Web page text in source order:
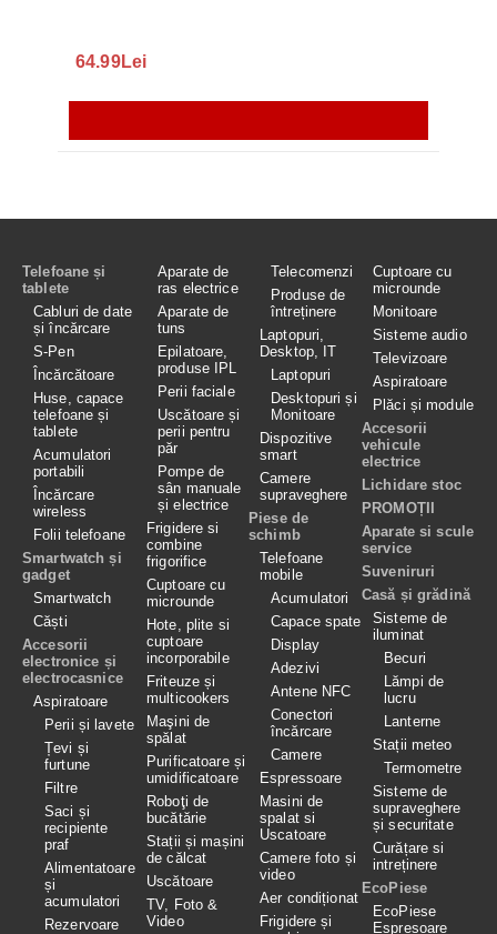
64.99Lei
Telefoane și
tablete
Cabluri de date
și încărcare
S-Pen
Încărcătoare
Huse, capace
telefoane și
tablete
Acumulatori
portabili
Încărcare
wireless
Folii telefoane
Smartwatch și
gadget
Smartwatch
Căști
Accesorii
electronice și
electrocasnice
Aspiratoare
Perii și lavete
Țevi și
furtune
Filtre
Saci și
recipiente
praf
Alimentatoare
și
acumulatori
Rezervoare
Aparate de
ras electrice
Aparate de
tuns
Epilatoare,
produse IPL
Perii faciale
Uscătoare și
perii pentru
păr
Pompe de
sân manuale
și electrice
Frigidere si
combine
frigorifice
Cuptoare cu
microunde
Hote, plite si
cuptoare
incorporabile
Friteuze și
multicookers
Maşini de
spălat
Purificatoare și
umidificatoare
Roboţi de
bucătărie
Stații și mașini
de călcat
Uscătoare
TV, Foto &
Video
Telecomenzi
Produse de
întreținere
Laptopuri,
Desktop, IT
Laptopuri
Desktopuri și
Monitoare
Dispozitive
smart
Camere
supraveghere
Piese de
schimb
Telefoane
mobile
Acumulatori
Capace spate
Display
Adezivi
Antene NFC
Conectori
încărcare
Camere
Espressoare
Masini de
spalat si
Uscatoare
Camere foto și
video
Aer condiționat
Frigidere și
Cuptoare cu
microunde
Monitoare
Sisteme audio
Televizoare
Aspiratoare
Plăci și module
Accesorii
vehicule
electrice
Lichidare stoc
PROMOȚII
Aparate si scule
service
Suveniruri
Casă și grădină
Sisteme de
iluminat
Becuri
Lămpi de
lucru
Lanterne
Stații meteo
Termometre
Sisteme de
supraveghere
și securitate
Curățare si
intreținere
EcoPiese
EcoPiese
Espresoare